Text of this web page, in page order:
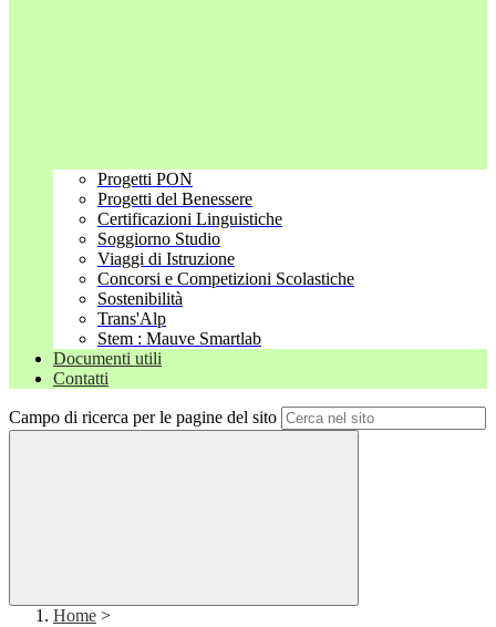
Progetti PON
Progetti del Benessere
Certificazioni Linguistiche
Soggiorno Studio
Viaggi di Istruzione
Concorsi e Competizioni Scolastiche
Sostenibilità
Trans'Alp
Stem : Mauve Smartlab
Documenti utili
Contatti
Campo di ricerca per le pagine del sito
Home >